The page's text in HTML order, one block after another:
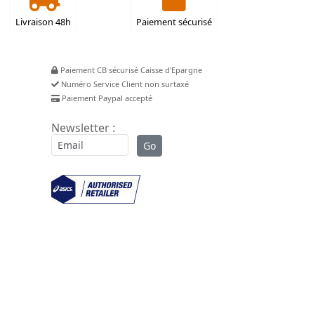
Livraison 48h Paiement sécurisé
Paiement CB sécurisé Caisse d'Epargne
Numéro Service Client non surtaxé
Paiement Paypal accepté
Newsletter :